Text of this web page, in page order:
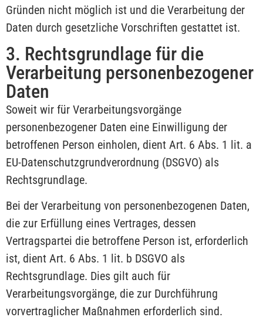
Gründen nicht möglich ist und die Verarbeitung der
Daten durch gesetzliche Vorschriften gestattet ist.
3. Rechtsgrundlage für die
Verarbeitung personenbezogener
Daten
Soweit wir für Verarbeitungsvorgänge
personenbezogener Daten eine Einwilligung der
betroffenen Person einholen, dient Art. 6 Abs. 1 lit. a
EU-Datenschutzgrundverordnung (DSGVO) als
Rechtsgrundlage.
Bei der Verarbeitung von personenbezogenen Daten,
die zur Erfüllung eines Vertrages, dessen
Vertragspartei die betroffene Person ist, erforderlich
ist, dient Art. 6 Abs. 1 lit. b DSGVO als
Rechtsgrundlage. Dies gilt auch für
Verarbeitungsvorgänge, die zur Durchführung
vorvertraglicher Maßnahmen erforderlich sind.